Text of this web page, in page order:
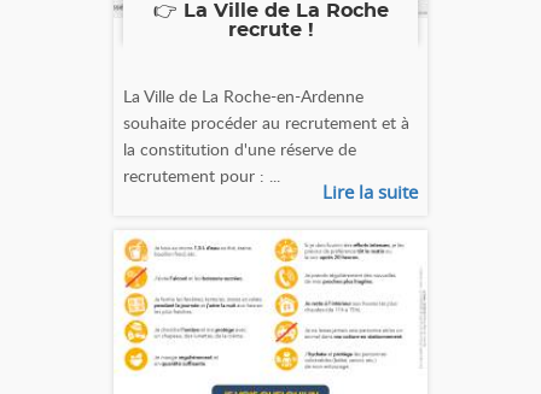
👉 La Ville de La Roche
recrute !
La Ville de La Roche-en-Ardenne
souhaite procéder au recrutement et à
la constitution d'une réserve de
recrutement pour : ...
Lire la suite